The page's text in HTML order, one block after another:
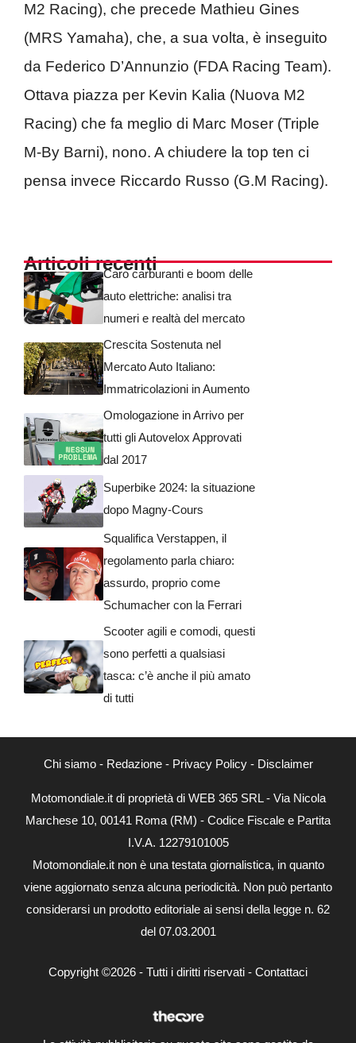
M2 Racing), che precede Mathieu Gines
(MRS Yamaha), che, a sua volta, è inseguito
da Federico D’Annunzio (FDA Racing Team).
Ottava piazza per Kevin Kalia (Nuova M2
Racing) che fa meglio di Marc Moser (Triple
M-By Barni), nono. A chiudere la top ten ci
pensa invece Riccardo Russo (G.M Racing).
Articoli recentiCaro carburanti e boom delle
auto elettriche: analisi tra
numeri e realtà del mercato
Crescita Sostenuta nel
Mercato Auto Italiano:
Immatricolazioni in Aumento
Omologazione in Arrivo per
tutti gli Autovelox Approvati
dal 2017
Superbike 2024: la situazione
dopo Magny-Cours
Squalifica Verstappen, il
regolamento parla chiaro:
assurdo, proprio come
Schumacher con la Ferrari
Scooter agili e comodi, questi
sono perfetti a qualsiasi
tasca: c’è anche il più amato
di tutti
Chi siamo- Redazione- Privacy Policy- Disclaimer
Motomondiale.it di proprietà di WEB 365 SRL - Via Nicola
Marchese 10, 00141 Roma (RM) - Codice Fiscale e Partita
I.V.A. 12279101005
Motomondiale.it non è una testata giornalistica, in quanto
viene aggiornato senza alcuna periodicità. Non può pertanto
considerarsi un prodotto editoriale ai sensi della legge n. 62
del 07.03.2001
Copyright ©2026 - Tutti i diritti riservati - Contattaci